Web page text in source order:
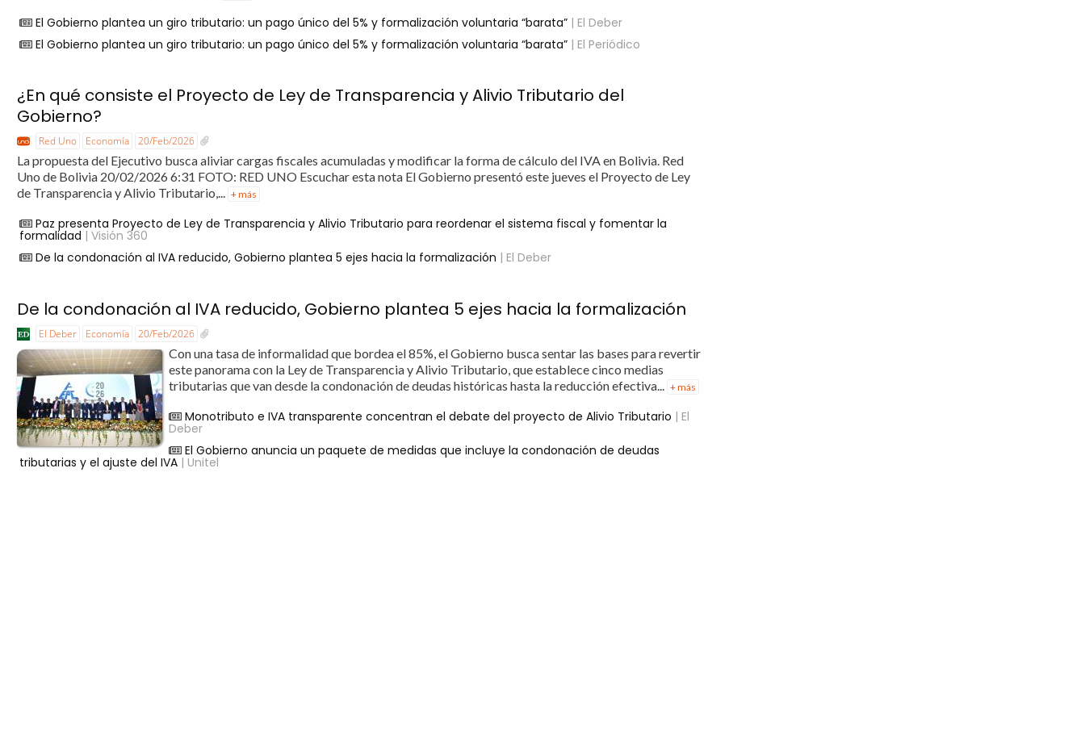
El Gobierno plantea un giro tributario: un pago único del 5% y formalización voluntaria “barata” | El Deber
El Gobierno plantea un giro tributario: un pago único del 5% y formalización voluntaria “barata” | El Periódico
¿En qué consiste el Proyecto de Ley de Transparencia y Alivio Tributario del
Gobierno?
Red Uno Economía 20/Feb/2026
La propuesta del Ejecutivo busca aliviar cargas fiscales acumuladas y modificar la forma de cálculo del IVA en Bolivia. Red
Uno de Bolivia 20/02/2026 6:31 FOTO: RED UNO Escuchar esta nota El Gobierno presentó este jueves el Proyecto de Ley
de Transparencia y Alivio Tributario,... + más
Paz presenta Proyecto de Ley de Transparencia y Alivio Tributario para reordenar el sistema fiscal y fomentar la
formalidad | Visión 360
De la condonación al IVA reducido, Gobierno plantea 5 ejes hacia la formalización | El Deber
De la condonación al IVA reducido, Gobierno plantea 5 ejes hacia la formalización
El Deber Economía 20/Feb/2026
Con una tasa de informalidad que bordea el 85%, el Gobierno busca sentar las bases para revertir
este panorama con la Ley de Transparencia y Alivio Tributario, que establece cinco medias
tributarias que van desde la condonación de deudas históricas hasta la reducción efectiva...
+ más
Monotributo e IVA transparente concentran el debate del proyecto de Alivio Tributario | El
Deber
El Gobierno anuncia un paquete de medidas que incluye la condonación de deudas
tributarias y el ajuste del IVA | Unitel